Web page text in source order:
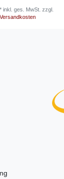
*inkl. ges. MwSt. zzgl.
Versandkosten